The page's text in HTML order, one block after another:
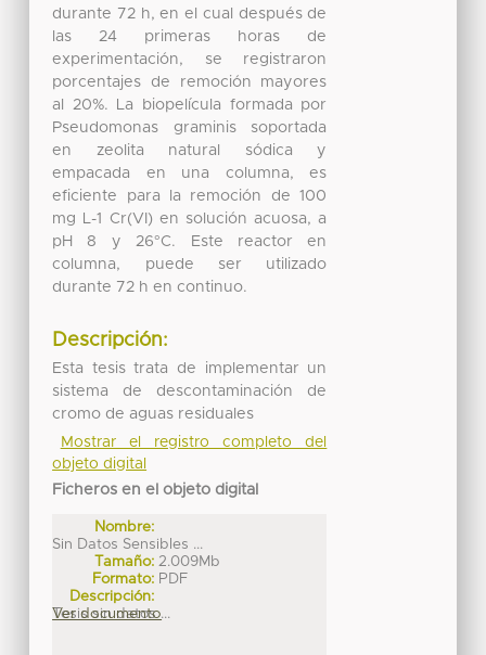
durante 72 h, en el cual después de
las 24 primeras horas de
experimentación, se registraron
porcentajes de remoción mayores
al 20%. La biopelícula formada por
Pseudomonas graminis soportada
en zeolita natural sódica y
empacada en una columna, es
eficiente para la remoción de 100
mg L-1 Cr(VI) en solución acuosa, a
pH 8 y 26°C. Este reactor en
columna, puede ser utilizado
durante 72 h en continuo.
Descripción:
Esta tesis trata de implementar un
sistema de descontaminación de
cromo de aguas residuales
Mostrar el registro completo del
objeto digital
Ficheros en el objeto digital
Nombre:
Sin Datos Sensibles ...
Tamaño: 2.009Mb
Formato: PDF
Descripción:
Tesis sin datos ...
Ver documento